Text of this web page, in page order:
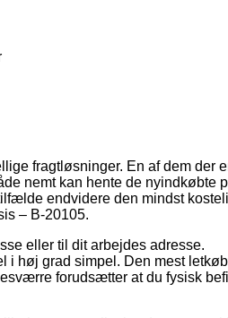
fragtløsninger. En af dem der
nemt kan hente de nyindkøbte
endvidere den mindst
– B-20105.
eller til dit arbejdes adresse.
i høj grad simpel. Den mest
forudsætter at du fysisk